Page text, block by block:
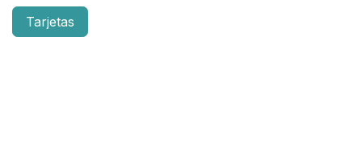
Tarjetas